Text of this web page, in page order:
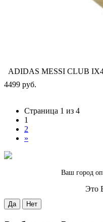
ADIDAS MESSI CLUB
4499 руб.
Страница 1 из 4
1
2
»
Ваш город
Это
Да Нет